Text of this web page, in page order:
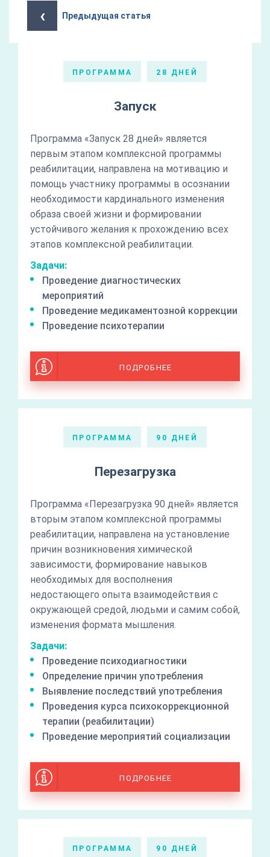
‹ Предыдущая статья
ПРОГРАММА 28 ДНЕЙ
Запуск
Программа «Запуск 28 дней» является
первым этапом комплексной программы
реабилитации, направлена на мотивацию и
помощь участнику программы в осознании
необходимости кардинального изменения
образа своей жизни и формировании
устойчивого желания к прохождению всех
этапов комплексной реабилитации.
Задачи:
Проведение диагностических
мероприятий
Проведение медикаментозной коррекции
Проведение психотерапии
ПОДРОБНЕЕ
ПРОГРАММА 90 ДНЕЙ
Перезагрузка
Программа «Перезагрузка 90 дней» является
вторым этапом комплексной программы
реабилитации, направлена на установление
причин возникновения химической
зависимости, формирование навыков
необходимых для восполнения
недостающего опыта взаимодействия с
окружающей средой, людьми и самим собой,
изменения формата мышления.
Задачи:
Проведение психодиагностики
Определение причин употребления
Выявление последствий употребления
Проведения курса психокоррекционной
терапии (реабилитации)
Проведение мероприятий социализации
ПОДРОБНЕЕ
ПРОГРАММА 90 ДНЕЙ